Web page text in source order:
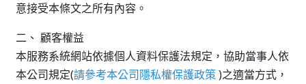
意接受本條文之所有內容。
二、 顧客權益
本服務系統網站依據個人資料保護法規定，協助當事人依
本公司規定(請參考本公司隱私權保護政策)之適當方式，